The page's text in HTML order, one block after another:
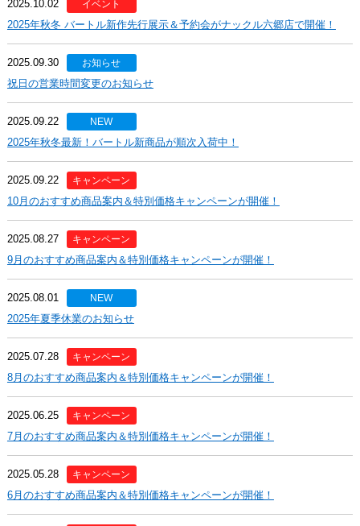
2025.10.02 イベント
2025年秋冬 バートル新作先行展示＆予約会がナックル六郷店で開催！
2025.09.30 お知らせ
祝日の営業時間変更のお知らせ
2025.09.22 NEW
2025年秋冬最新！バートル新商品が順次入荷中！
2025.09.22 キャンペーン
10月のおすすめ商品案内＆特別価格キャンペーンが開催！
2025.08.27 キャンペーン
9月のおすすめ商品案内＆特別価格キャンペーンが開催！
2025.08.01 NEW
2025年夏季休業のお知らせ
2025.07.28 キャンペーン
8月のおすすめ商品案内＆特別価格キャンペーンが開催！
2025.06.25 キャンペーン
7月のおすすめ商品案内＆特別価格キャンペーンが開催！
2025.05.28 キャンペーン
6月のおすすめ商品案内＆特別価格キャンペーンが開催！